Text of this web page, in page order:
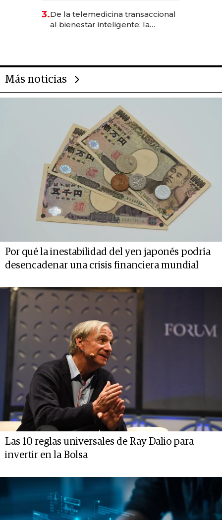
las marcas "fast premium"
3.De la telemedicina transaccional
al bienestar inteligente: la
Más noticias
Por qué la inestabilidad del yen japonés podría
desencadenar una crisis financiera mundial
Las 10 reglas universales de Ray Dalio para
invertir en la Bolsa